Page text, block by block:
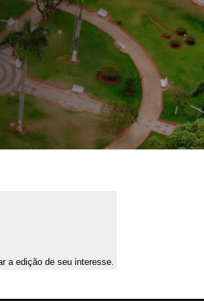
a edição de seu interesse.